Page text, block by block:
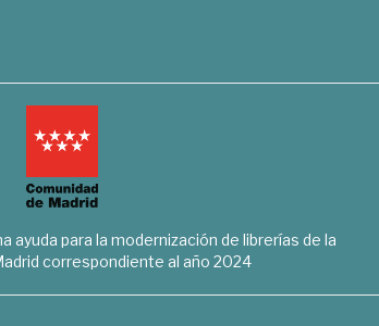
ayuda para la modernización de librerías de la
correspondiente al año 2024